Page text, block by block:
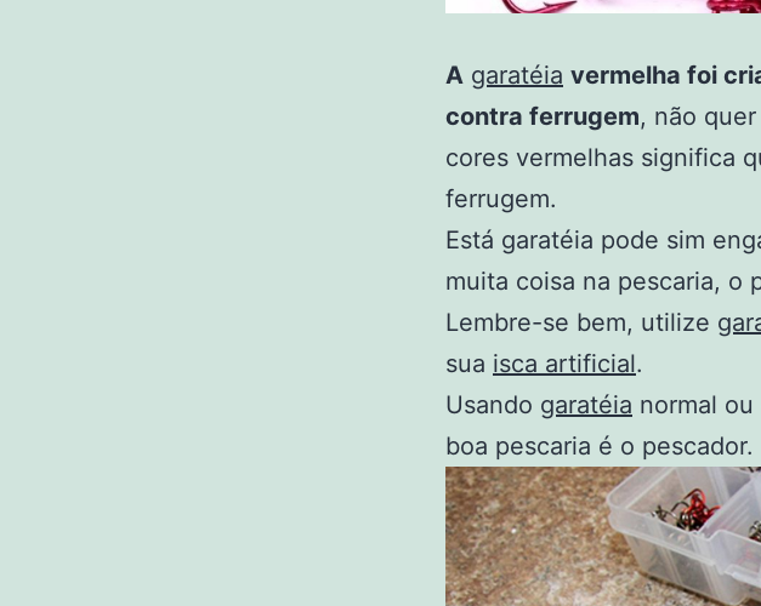
A garatéia vermelha foi
contra ferrugem, não
cores vermelhas significa
ferrugem.
Está garatéia pode sim
muita coisa na pescaria, o
Lembre-se bem, utilize
sua isca artificial.
Usando garatéia normal
boa pescaria é o pescador.